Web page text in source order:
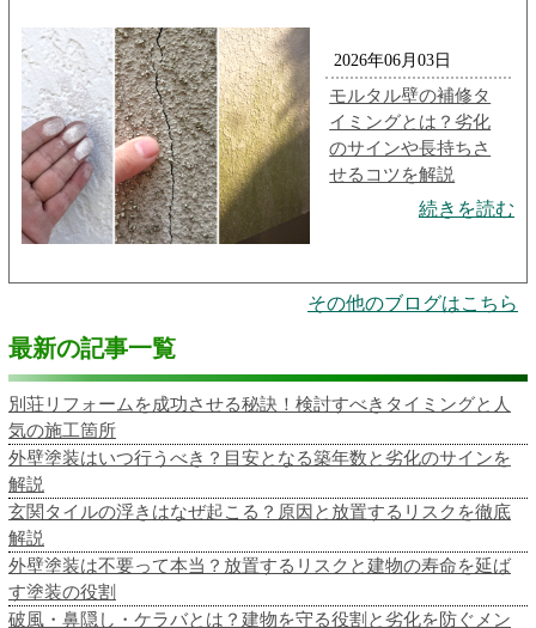
2026年06月03日
モルタル壁の補修タ
イミングとは？劣化
のサインや長持ちさ
せるコツを解説
続きを読む
その他のブログはこちら
最新の記事一覧
別荘リフォームを成功させる秘訣！検討すべきタイミングと人
気の施工箇所
外壁塗装はいつ行うべき？目安となる築年数と劣化のサインを
解説
玄関タイルの浮きはなぜ起こる？原因と放置するリスクを徹底
解説
外壁塗装は不要って本当？放置するリスクと建物の寿命を延ば
す塗装の役割
破風・鼻隠し・ケラバとは？建物を守る役割と劣化を防ぐメン